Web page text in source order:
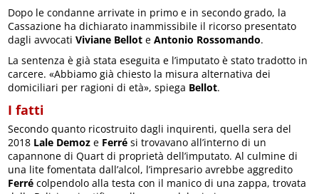
Dopo le condanne arrivate in primo e in secondo grado, la
Cassazione ha dichiarato inammissibile il ricorso presentato
dagli avvocatiViviane Bellot eAntonio Rossomando.
La sentenza è già stata eseguita e l’imputato è stato tradotto in
carcere. «Abbiamo già chiesto la misura alternativa dei
domiciliari per ragioni di età», spiega Bellot.
I fatti
Secondo quanto ricostruito dagli inquirenti, quella sera del
2018 Lale Demoz e Ferré si trovavano all’interno di un
capannone di Quart di proprietà dell’imputato. Al culmine di
una lite fomentata dall’alcol, l’impresario avrebbe aggredito
Ferré colpendolo alla testa con il manico di una zappa, trovata